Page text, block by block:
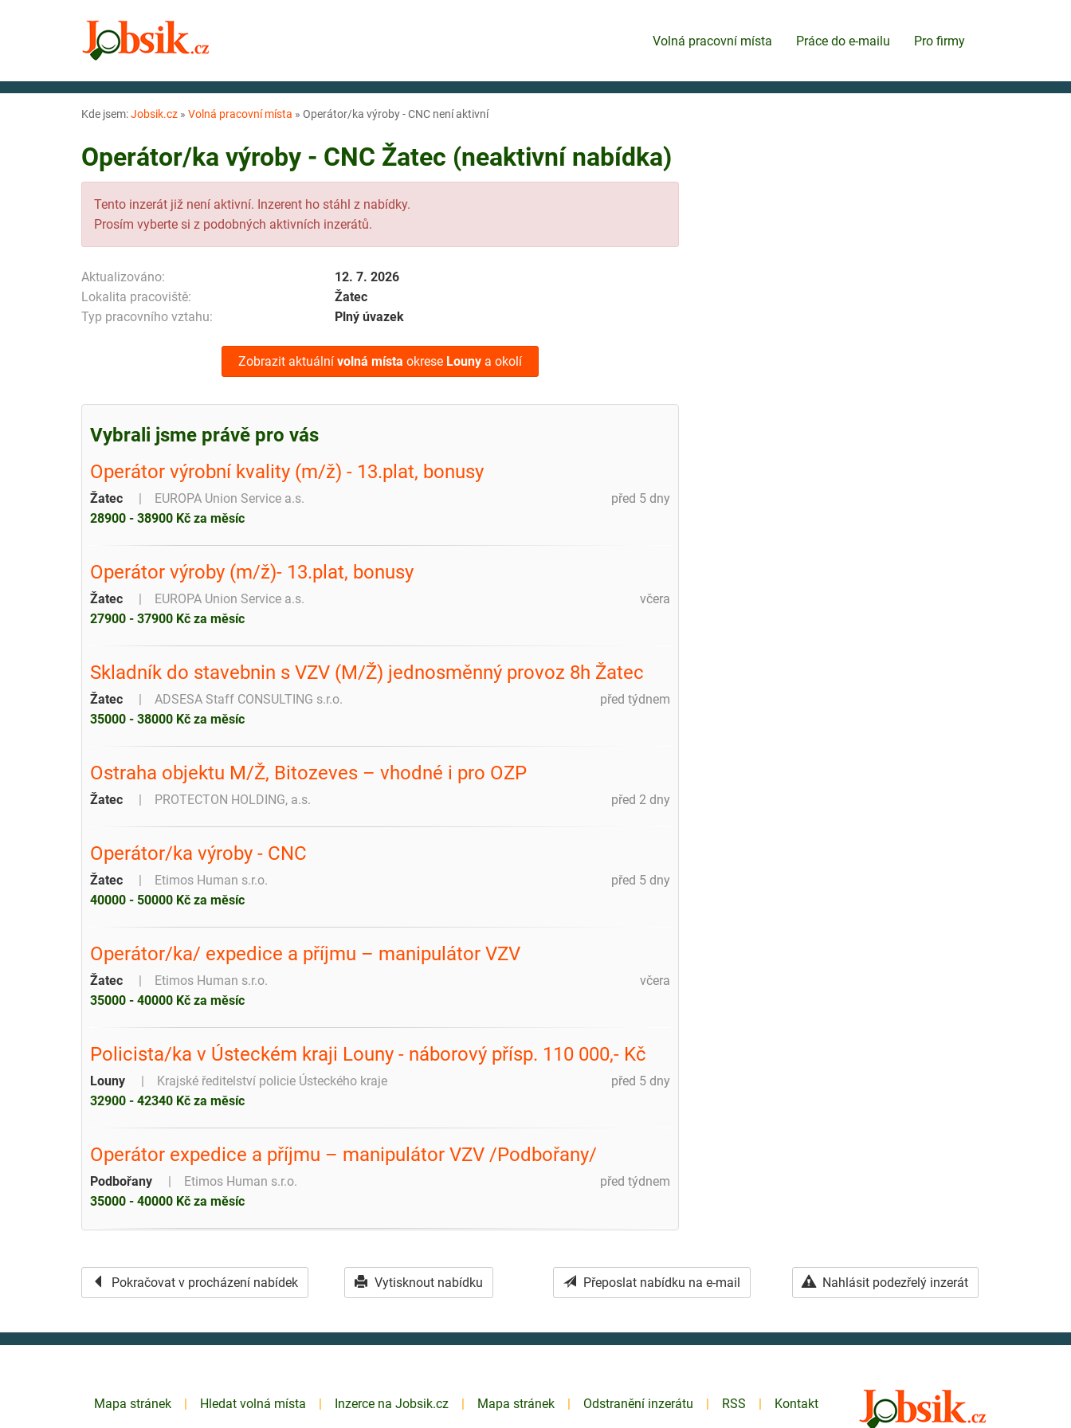
Volná pracovní místa Práce do e-mailu Pro firmy
Kde jsem:Jobsik.cz » Volná pracovní místa » Operátor/ka výroby - CNC není aktivní
Operátor/ka výroby - CNC Žatec (neaktivní nabídka)
Tento inzerát již není aktivní. Inzerent ho stáhl z nabídky.
Prosím vyberte si z podobných aktivních inzerátů.
Aktualizováno:
12. 7. 2026
Lokalita pracoviště:
Žatec
Typ pracovního vztahu:
Plný úvazek
Zobrazit aktuální volná místa okrese Louny a okolí
Vybrali jsme právě pro vás
Operátor výrobní kvality (m/ž) - 13.plat, bonusy
před 5 dny
Žatec
EUROPA Union Service a.s.
28900 - 38900 Kč za měsíc
Operátor výroby (m/ž)- 13.plat, bonusy
včera
Žatec
EUROPA Union Service a.s.
27900 - 37900 Kč za měsíc
Skladník do stavebnin s VZV (M/Ž) jednosměnný provoz 8h Žatec
před týdnem
Žatec
ADSESA Staff CONSULTING s.r.o.
35000 - 38000 Kč za měsíc
Ostraha objektu M/Ž, Bitozeves – vhodné i pro OZP
před 2 dny
Žatec PROTECTON HOLDING, a.s.
Operátor/ka výroby - CNC
před 5 dny
Žatec
Etimos Human s.r.o.
40000 - 50000 Kč za měsíc
Operátor/ka/ expedice a příjmu – manipulátor VZV
včera
Žatec
Etimos Human s.r.o.
35000 - 40000 Kč za měsíc
Policista/ka v Ústeckém kraji Louny - náborový přísp. 110 000,- Kč
před 5 dny
Louny
Krajské ředitelství policie Ústeckého kraje
32900 - 42340 Kč za měsíc
Operátor expedice a příjmu – manipulátor VZV /Podbořany/
před týdnem
Podbořany
Etimos Human s.r.o.
35000 - 40000 Kč za měsíc
Pokračovat v procházení nabídek Vytisknout nabídku Přeposlat nabídku na e-mail Nahlásit podezřelý inzerát
Mapa stránek Hledat volná místa Inzerce na Jobsik.cz Mapa stránek Odstranění inzerátu RSS Kontakt